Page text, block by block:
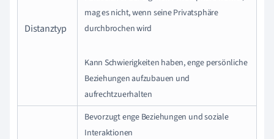
Distanztyp
mag es nicht, wenn seine Privatsphäre
durchbrochen wird
Kann Schwierigkeiten haben, enge persönliche
Beziehungen aufzubauen und
aufrechtzuerhalten
Bevorzugt enge Beziehungen und soziale
Interaktionen